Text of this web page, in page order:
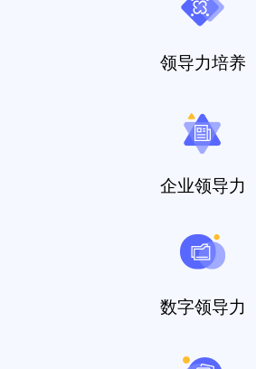
领导力培养
企业领导力
数字领导力